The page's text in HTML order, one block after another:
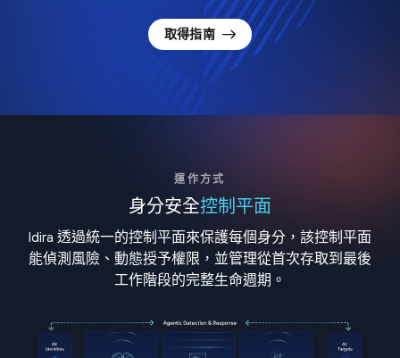
取得指南
運作方式
身分安全控制平面
Idira 透過統一的控制平面來保護每個身分，該控制平面
能偵測風險、動態授予權限，並管理從首次存取到最後
工作階段的完整生命週期。